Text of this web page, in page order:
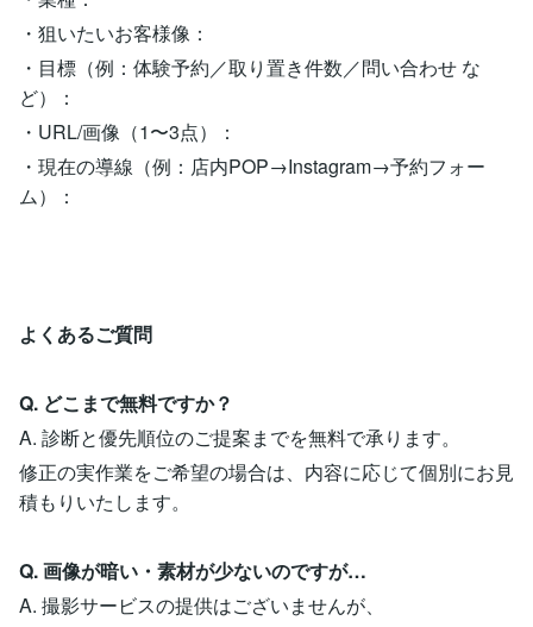
・狙いたいお客様像：
・目標（例：体験予約／取り置き件数／問い合わせ な
ど）：
・URL/画像（1〜3点）：
・現在の導線（例：店内POP→Instagram→予約フォー
ム）：
よくあるご質問
Q. どこまで無料ですか？
A. 診断と優先順位のご提案までを無料で承ります。
修正の実作業をご希望の場合は、内容に応じて個別にお見
積もりいたします。
Q. 画像が暗い・素材が少ないのですが…
A. 撮影サービスの提供はございませんが、